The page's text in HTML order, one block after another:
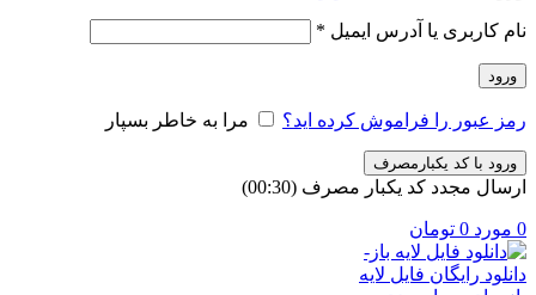
نام کاربری یا آدرس ایمیل *
ورود
رمز عبور را فراموش کرده اید؟ مرا به خاطر بسپار
ورود با کد یکبارمصرف
ارسال مجدد کد یکبار مصرف (00:
30
)
0 مورد 0 تومان